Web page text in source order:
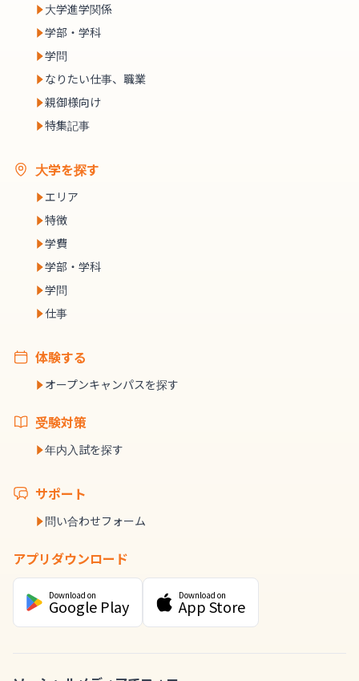
大学進学関係
学部・学科
学問
なりたい仕事、職業
親御様向け
特集記事
大学を探す
エリア
特徴
学費
学部・学科
学問
仕事
体験する
オープンキャンパスを探す
受験対策
年内入試を探す
サポート
問い合わせフォーム
アプリダウンロード
Download on
Google Play
Download on
App Store